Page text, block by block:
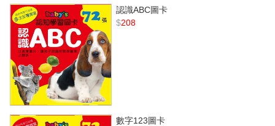
認識ABC圖卡
$208
數字123圖卡